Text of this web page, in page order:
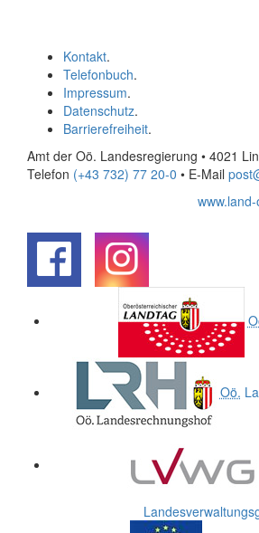
Kontakt.
Telefonbuch.
Impressum.
Datenschutz.
Barrierefreiheit.
Amt der Oö. Landesregierung • 4021
Telefon (+43 732) 77 20-0 • E-Mail
Oö.